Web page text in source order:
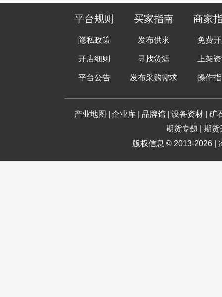
平台规则
隐私政策
开店细则
平台公告
买家指南
发布供求
寻找货源
发布采购需求
商家
免费
上架
操作
产业地图 企业库 品牌馆 设备资材
矿
期货专题
期货
版权信息 © 2013-2026 |